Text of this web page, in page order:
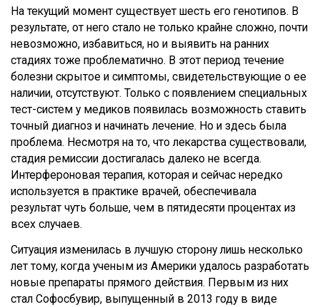
На текущий момент существует шесть его генотипов. В
результате, от него стало не только крайне сложно, почти
невозможно, избавиться, но и выявить на ранних
стадиях тоже проблематично. В этот период течение
болезни скрытое и симптомы, свидетельствующие о ее
наличии, отсутствуют. Только с появлением специальных
тест-систем у медиков появилась возможность ставить
точный диагноз и начинать лечение. Но и здесь была
проблема. Несмотря на то, что лекарства существовали,
стадия ремиссии достигалась далеко не всегда.
Интерфероновая терапия, которая и сейчас нередко
используется в практике врачей, обеспечивала
результат чуть больше, чем в пятидесяти процентах из
всех случаев.
Ситуация изменилась в лучшую сторону лишь несколько
лет тому, когда ученым из Америки удалось разработать
новые препараты прямого действия. Первым из них
стал Софосбувир, выпущенный в 2013 году в виде